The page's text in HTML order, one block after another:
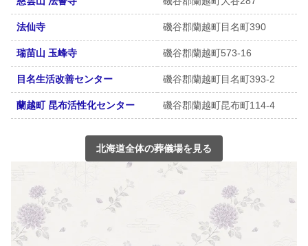
法仙寺 磯谷郡蘭越町目名町390
瑞苗山 玉峰寺 磯谷郡蘭越町573-16
目名生活改善センター 磯谷郡蘭越町目名町393-2
蘭越町 昆布活性化センター 磯谷郡蘭越町昆布町114-4
北海道全体の葬儀場を見る